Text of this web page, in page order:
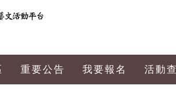
重要公告 我要報名 活動